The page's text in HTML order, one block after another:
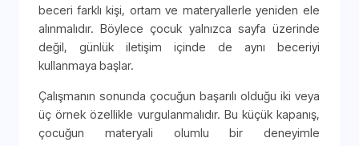
beceri farklı kişi, ortam ve materyallerle yeniden ele
alınmalıdır. Böylece çocuk yalnızca sayfa üzerinde
değil, günlük iletişim içinde de aynı beceriyi
kullanmaya başlar.
Çalışmanın sonunda çocuğun başarılı olduğu iki veya
üç örnek özellikle vurgulanmalıdır. Bu küçük kapanış,
çocuğun materyali olumlu bir deneyimle